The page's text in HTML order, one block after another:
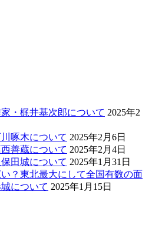
・梶井基次郎について 2025年2
啄木について 2025年2月6日
善蔵について 2025年2月4日
田城について 2025年1月31日
？東北最大にして全国有数の面
について 2025年1月15日